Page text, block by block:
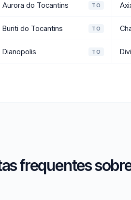
Aurora do Tocantins TO
Buriti do Tocantins TO
Dianopolis TO
frequentes